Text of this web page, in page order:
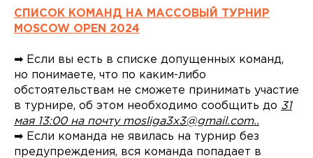
СПИСОК КОМАНД НА МАССОВЫЙ ТУРНИР
MOSCOW OPEN 2024
➡ Если вы есть в списке допущенных команд,
но понимаете, что по каким-либо
обстоятельствам не сможете принимать участие
в турнире, об этом необходимо сообщить до 31
мая 13:00 на почту mosliga3x3@gmail.com..
➡ Если команда не явилась на турнир без
предупреждения, вся команда попадает в